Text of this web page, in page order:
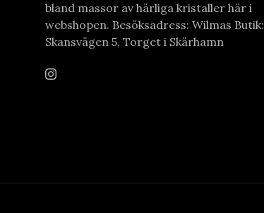
bland massor av härliga kristaller här i
webshopen. Besöksadress: Wilmas Butik:
Skansvägen 5, Torget i Skärhamn